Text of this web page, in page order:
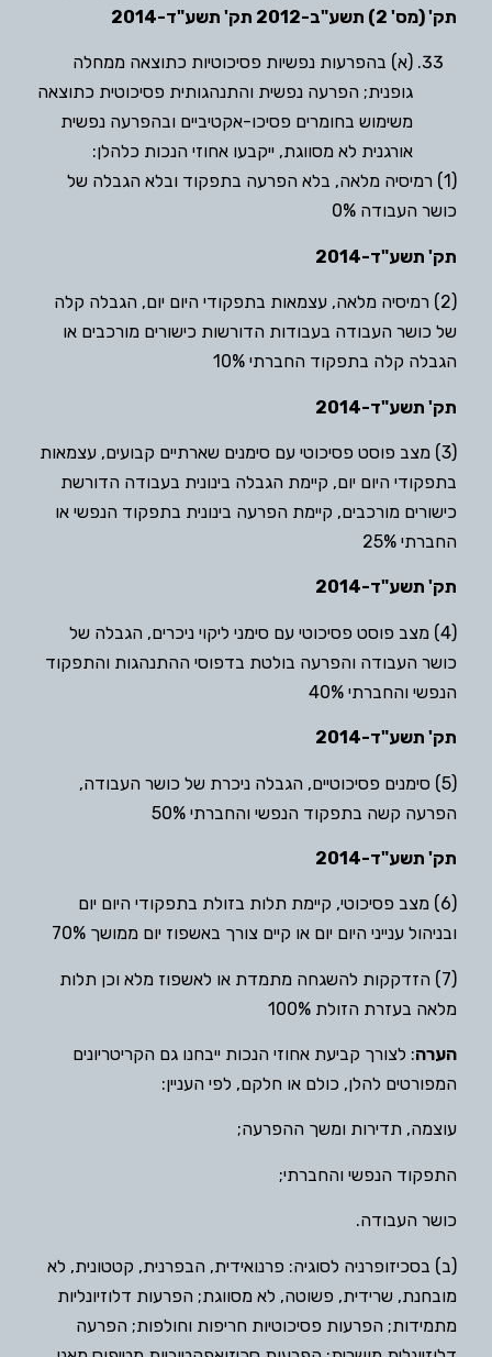
תק' (מס' 2) תשע"ב-2012 תק' תשע"ד-2014
(א) בהפרעות נפשיות פסיכוטיות כתוצאה ממחלה
גופנית; הפרעה נפשית והתנהגותית פסיכוטית כתוצאה
משימוש בחומרים פסיכו-אקטיביים ובהפרעה נפשית
אורגנית לא מסווגת, ייקבעו אחוזי הנכות כלהלן:
(1) רמיסיה מלאה, בלא הפרעה בתפקוד ובלא הגבלה של
כושר העבודה 0%
תק' תשע"ד-2014
(2) רמיסיה מלאה, עצמאות בתפקודי היום יום, הגבלה קלה
של כושר העבודה בעבודות הדורשות כישורים מורכבים או
הגבלה קלה בתפקוד החברתי 10%
תק' תשע"ד-2014
(3) מצב פוסט פסיכוטי עם סימנים שארתיים קבועים, עצמאות
בתפקודי היום יום, קיימת הגבלה בינונית בעבודה הדורשת
כישורים מורכבים, קיימת הפרעה בינונית בתפקוד הנפשי או
החברתי 25%
תק' תשע"ד-2014
(4) מצב פוסט פסיכוטי עם סימני ליקוי ניכרים, הגבלה של
כושר העבודה והפרעה בולטת בדפוסי ההתנהגות והתפקוד
הנפשי והחברתי 40%
תק' תשע"ד-2014
(5) סימנים פסיכוטיים, הגבלה ניכרת של כושר העבודה,
הפרעה קשה בתפקוד הנפשי והחברתי 50%
תק' תשע"ד-2014
(6) מצב פסיכוטי, קיימת תלות בזולת בתפקודי היום יום
ובניהול ענייני היום יום או קיים צורך באשפוז יום ממושך 70%
(7) הזדקקות להשגחה מתמדת או לאשפוז מלא וכן תלות
מלאה בעזרת הזולת 100%
הערה: לצורך קביעת אחוזי הנכות ייבחנו גם הקריטריונים
המפורטים להלן, כולם או חלקם, לפי העניין:
עוצמה, תדירות ומשך ההפרעה;
התפקוד הנפשי והחברתי;
כושר העבודה.
(ב) בסכיזופרניה לסוגיה: פרנואידית, הבפרנית, קטטונית, לא
מובחנת, שרידית, פשוטה, לא מסווגת; הפרעות דלוזיונליות
מתמידות; הפרעות פסיכוטיות חריפות וחולפות; הפרעה